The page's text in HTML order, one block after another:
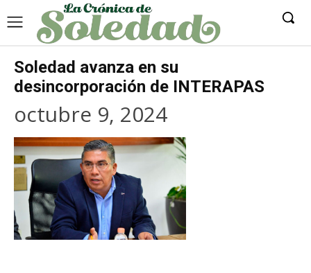
Soledad avanza en su
desincorporación de INTERAPAS
octubre 9, 2024